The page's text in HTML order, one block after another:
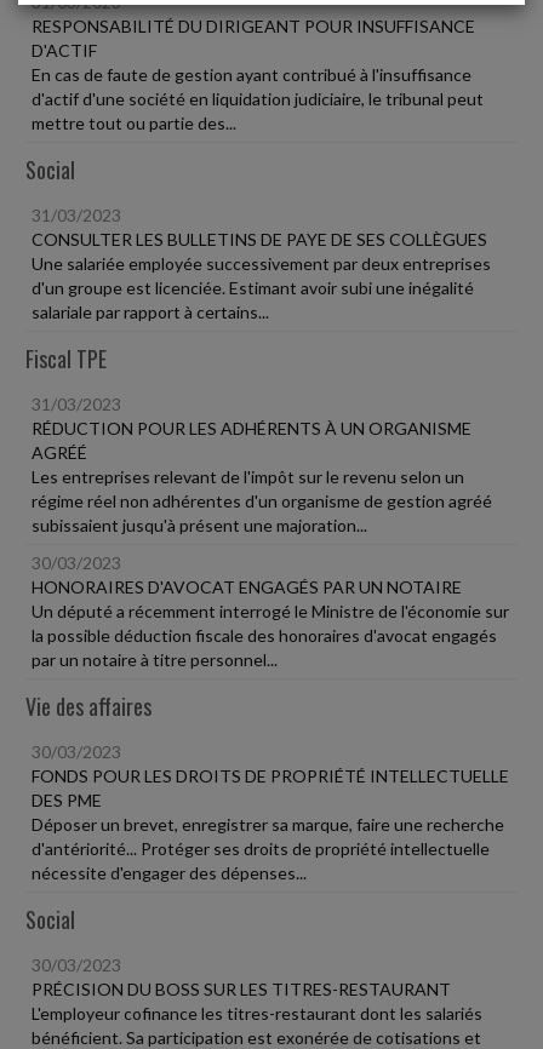
RESPONSABILITÉ DU DIRIGEANT POUR INSUFFISANCE
D'ACTIF
En cas de faute de gestion ayant contribué à l'insuffisance
d'actif d'une société en liquidation judiciaire, le tribunal peut
mettre tout ou partie des...
Social
31/03/2023
CONSULTER LES BULLETINS DE PAYE DE SES COLLÈGUES
Une salariée employée successivement par deux entreprises
d'un groupe est licenciée. Estimant avoir subi une inégalité
salariale par rapport à certains...
Fiscal TPE
31/03/2023
RÉDUCTION POUR LES ADHÉRENTS À UN ORGANISME
AGRÉÉ
Les entreprises relevant de l'impôt sur le revenu selon un
régime réel non adhérentes d'un organisme de gestion agréé
subissaient jusqu'à présent une majoration...
30/03/2023
HONORAIRES D'AVOCAT ENGAGÉS PAR UN NOTAIRE
Un député a récemment interrogé le Ministre de l'économie sur
la possible déduction fiscale des honoraires d'avocat engagés
par un notaire à titre personnel...
Vie des affaires
30/03/2023
FONDS POUR LES DROITS DE PROPRIÉTÉ INTELLECTUELLE
DES PME
Déposer un brevet, enregistrer sa marque, faire une recherche
d'antériorité... Protéger ses droits de propriété intellectuelle
nécessite d'engager des dépenses...
Social
30/03/2023
PRÉCISION DU BOSS SUR LES TITRES-RESTAURANT
L'employeur cofinance les titres-restaurant dont les salariés
bénéficient. Sa participation est exonérée de cotisations et